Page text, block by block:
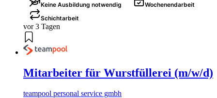
Keine Ausbildung notwendig
Wochenendarbeit
Schichtarbeit
vor 3 Tagen
Mitarbeiter für Wurstfüllerei (m/w/d)
teampool personal service gmbh